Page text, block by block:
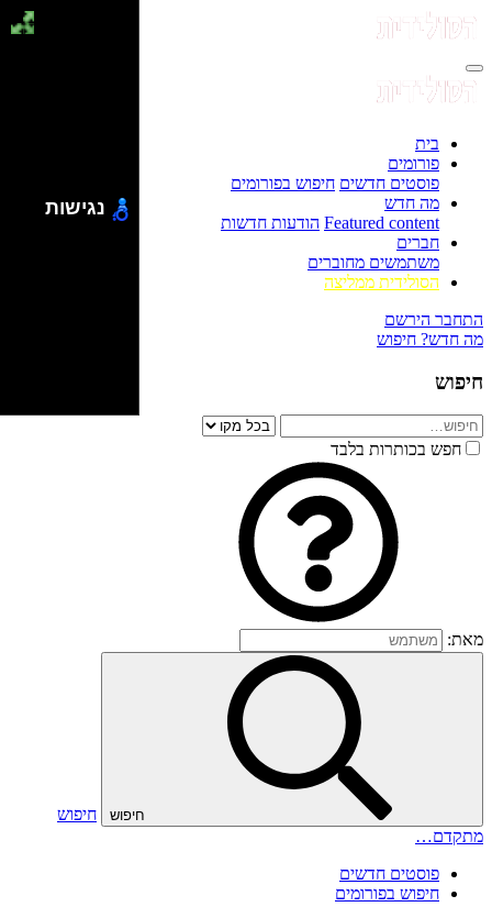
בית
פורומים
פוסטים חדשים חיפוש בפורומים
מה חדש
Featured content הודעות חדשות
חברים
משתמשים מחוברים
הסולידית ממליצה
התחבר הירשם
מה חדש? חיפוש
חיפוש
חפש בכותרות בלבד
מאת:
חיפוש
חיפוש
מתקדם…
פוסטים חדשים
חיפוש בפורומים
נגישות